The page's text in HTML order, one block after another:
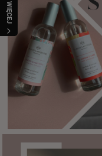
WIĘCEJ